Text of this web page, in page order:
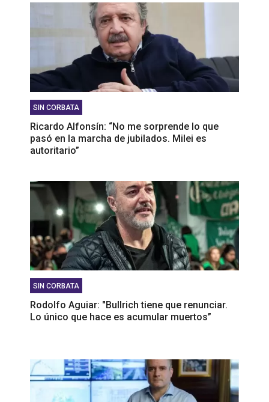
SIN CORBATA
Ricardo Alfonsín: “No me sorprende lo que
pasó en la marcha de jubilados. Milei es
autoritario”
SIN CORBATA
Rodolfo Aguiar: "Bullrich tiene que renunciar.
Lo único que hace es acumular muertos”